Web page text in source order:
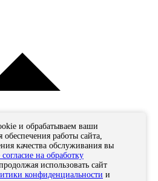
и обрабатываем ваши
работы сайта,
качества обслуживания вы
согласие на обработку
использовать сайт
конфиденциальности и